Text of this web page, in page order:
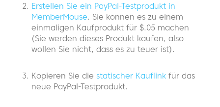
Erstellen Sie ein PayPal-Testprodukt in
MemberMouse. Sie können es zu einem
einmaligen Kaufprodukt für $.05 machen
(Sie werden dieses Produkt kaufen, also
wollen Sie nicht, dass es zu teuer ist).
Kopieren Sie die statischer Kauflink für das
neue PayPal-Testprodukt.